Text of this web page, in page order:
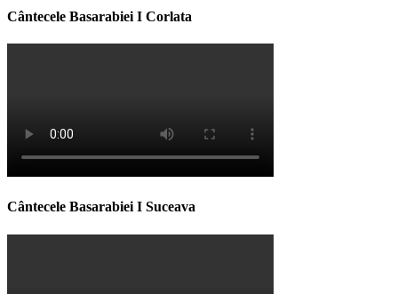
Cântecele Basarabiei I Corlata
Cântecele Basarabiei I Suceava